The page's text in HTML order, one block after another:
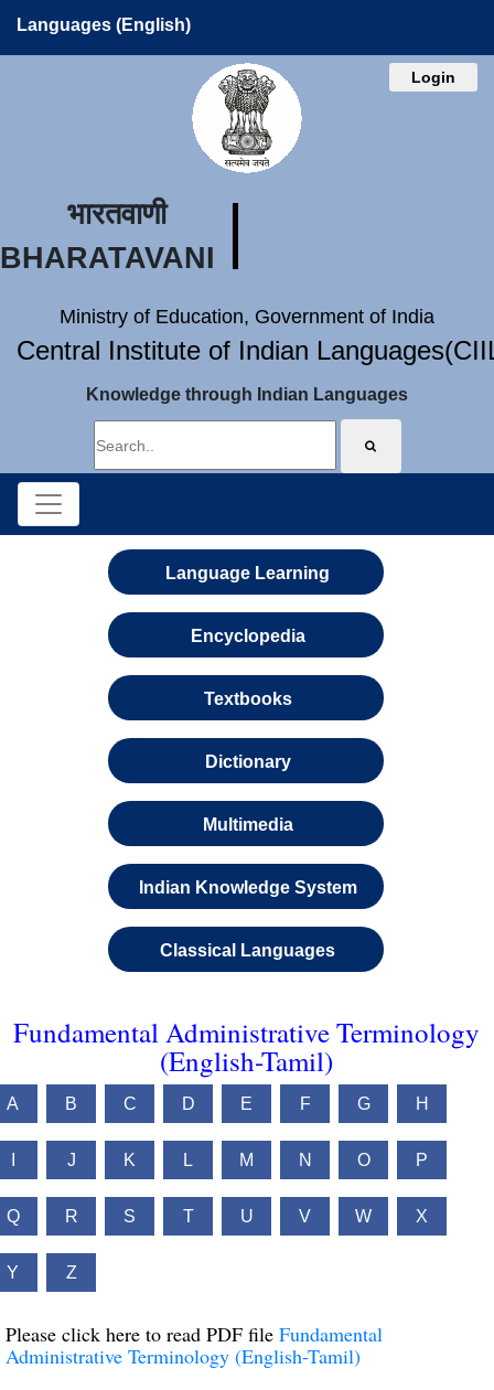
Languages (English)
Login
भारतवाणी
BHARATAVANI
Ministry of Education, Government of India
Central Institute of Indian
Knowledge through Indian Languages
Language Learning
Encyclopedia
Textbooks
Dictionary
Multimedia
Indian Knowledge System
Classical Languages
Fundamental Administrative Terminology
(English-Tamil)
A B C D E F G H
J K L M N O P
Q R S T U V W X
Y Z
Please click here to read PDF file Fundamental
Administrative Terminology (English-Tamil)